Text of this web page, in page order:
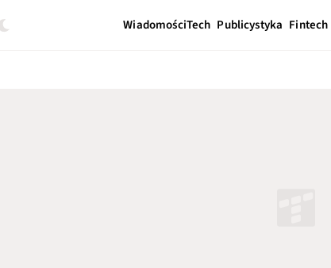
WiadomościTech Publicystyka Fintech